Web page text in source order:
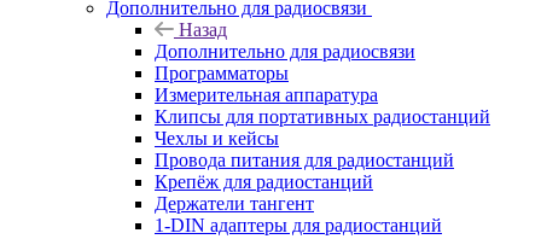
Дополнительно для радиосвязи
Назад
Дополнительно для радиосвязи
Программаторы
Измерительная аппаратура
Клипсы для портативных радиостанций
Чехлы и кейсы
Провода питания для радиостанций
Крепёж для радиостанций
Держатели тангент
1-DIN адаптеры для радиостанций